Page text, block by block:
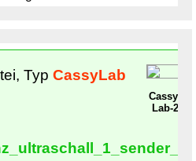
Cassy-
Lab-2
Typ CassyLab